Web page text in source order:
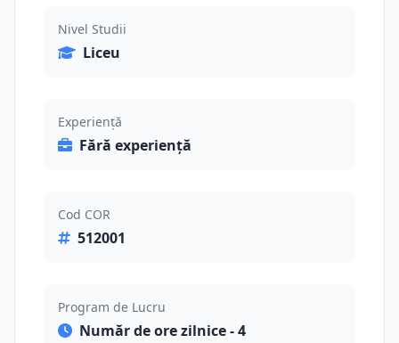
Nivel Studii
Liceu
Experiență
Fără experiență
Cod COR
512001
Program de Lucru
Număr de ore zilnice - 4